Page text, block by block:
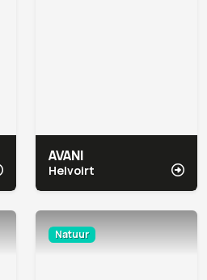
AVANI
Helvoirt
Natuur